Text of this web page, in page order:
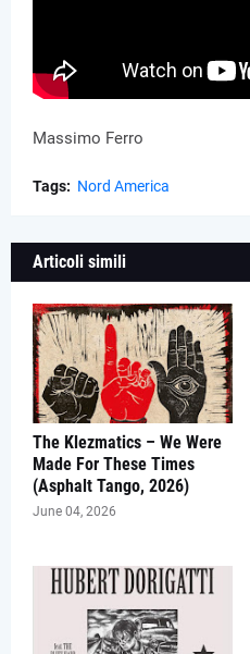
Massimo Ferro
Tags: Nord America
Articoli simili
The Klezmatics – We Were
Made For These Times
(Asphalt Tango, 2026)
June 04, 2026